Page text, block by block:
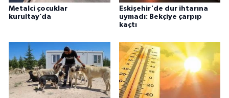
Metalci çocuklar
kurultay’da
Eskişehir'de dur ihtarına
uymadı: Bekçiye çarpıp
kaçtı